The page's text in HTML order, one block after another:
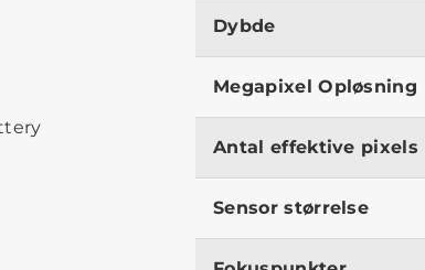
Dybde
Megapixel Opløsning
Antal effektive pixels
Sensor størrelse